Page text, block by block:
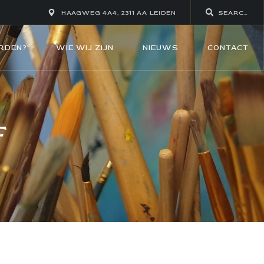
HAAGWEG 4A4, 2311 AA LEIDEN
WIE WIJ ZIJN NIEUWS CONTACT